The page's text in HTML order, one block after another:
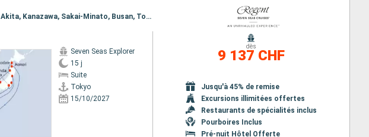
Itinéraire : Tokyo, hittachinaka, Sendai, Miyako, Aomori, Hakodate, Akita, Kanazawa, Sakai-Minato, Busan, Tokyo
Seven Seas Explorer
15 j
Suite
Tokyo
15/10/2027
dès
9 137 CHF
Jusqu'à 45% de remise
Excursions illimitées offertes
Restaurants de spécialités inclus
Pourboires Inclus
Pré-nuit Hôtel Offerte